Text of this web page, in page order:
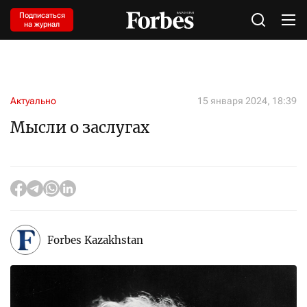
Подписаться
на журнал
Актуально 15 января 2024, 18:39
Мысли о заслугах
Forbes Kazakhstan